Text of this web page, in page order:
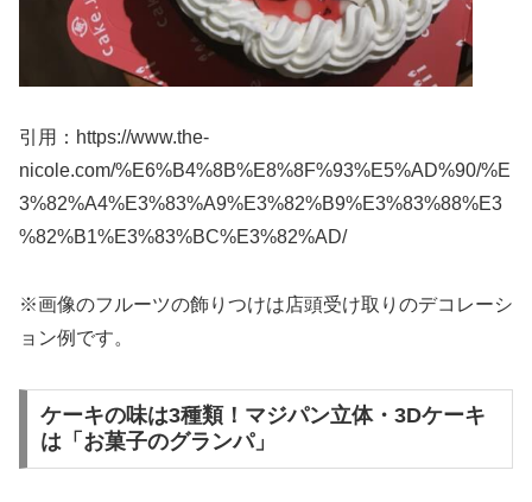
引用：https://www.the-
nicole.com/%E6%B4%8B%E8%8F%93%E5%AD%90/%E
3%82%A4%E3%83%A9%E3%82%B9%E3%83%88%E3
%82%B1%E3%83%BC%E3%82%AD/
※画像のフルーツの飾りつけは店頭受け取りのデコレーシ
ョン例です。
ケーキの味は3種類！マジパン立体・3Dケーキ
は「お菓子のグランパ」